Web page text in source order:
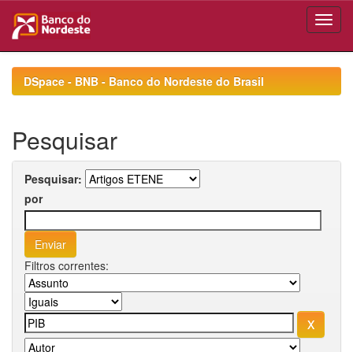
navigationDSpace - BNB - Banco do Nordeste do Brasil
Pesquisar
Pesquisar:
por
Filtros correntes: